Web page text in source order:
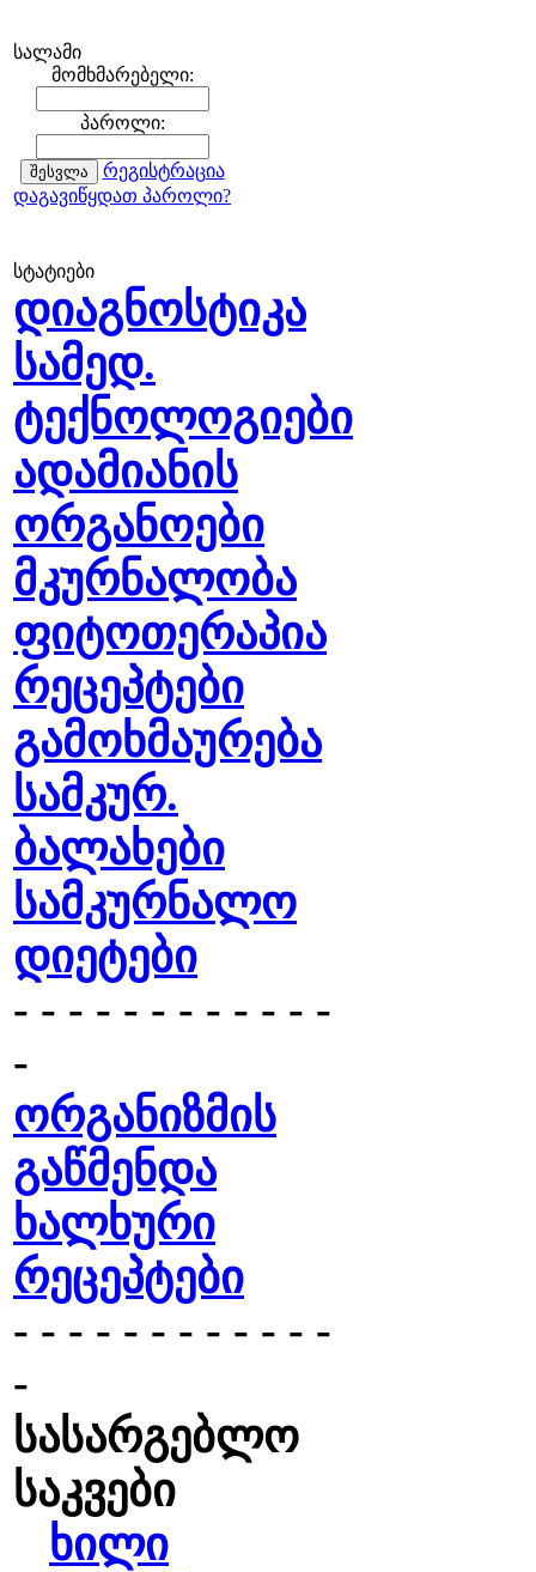
სალამი
მომხმარებელი:
პაროლი:
რეგისტრაცია
დაგავიწყდათ პაროლი?
სტატიები
დიაგნოსტიკა
სამედ.
ტექნოლოგიები
ადამიანის
ორგანოები
მკურნალობა
ფიტოთერაპია
რეცეპტები
გამოხმაურება
სამკურ.
ბალახები
სამკურნალო
დიეტები
- - - - - - - - - - - -
-
ორგანიზმის
გაწმენდა
ხალხური
რეცეპტები
- - - - - - - - - - - -
-
სასარგებლო
საკვები
ხილი